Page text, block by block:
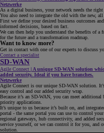
Netzwerke
As a digital business, your network needs the
You also need to integrate the old with the new,
First we define your desired business outcomes
informed decisions, based on fact.
We can then help you understand the benefits of
for the future and a transformation roadmap.
Want to know more?
Get in contact with one of our experts to discuss
Contact a specialist
SD-WAN
Agile Connect | A unique SD-WAN solution
added security. Ideal if you have branches.
Netzwerke
Agile Connect is our unique SD-WAN solution.
easy control and our added security wrap.
Because it’s an SD-WAN, you can meet
priority applications.
It’s unique to us because it’s built on, and
portal - the same portal you can use to control
regional gateways, hub connectivity, and added
service yourself, or we can control it for you, and
solution.